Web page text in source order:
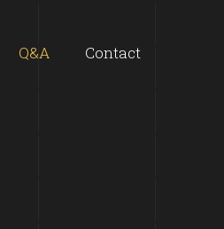
Q&A Contact